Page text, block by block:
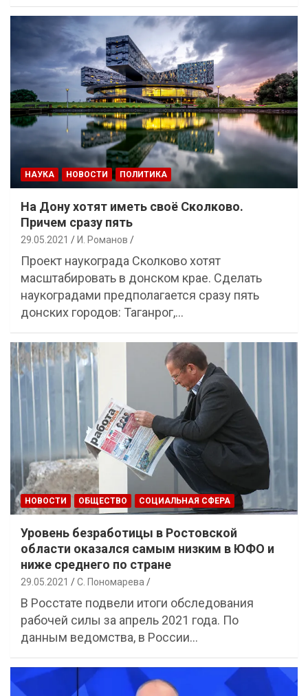
НАУКА НОВОСТИ ПОЛИТИКА
На Дону хотят иметь своё Сколково.
Причем сразу пять
29.05.2021 И. Романов
Проект наукограда Сколково хотят
масштабировать в донском крае. Сделать
наукоградами предполагается сразу пять
донских городов: Таганрог,…
НОВОСТИ ОБЩЕСТВО СОЦИАЛЬНАЯ СФЕРА
Уровень безработицы в Ростовской
области оказался самым низким в ЮФО и
ниже среднего по стране
29.05.2021 С. Пономарева
В Росстате подвели итоги обследования
рабочей силы за апрель 2021 года. По
данным ведомства, в России…